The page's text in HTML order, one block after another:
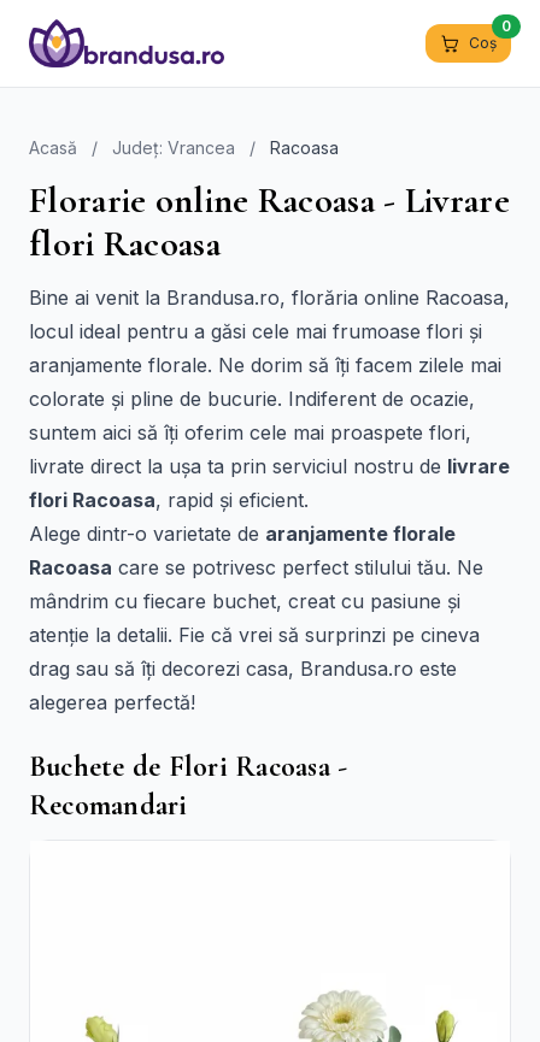
Coș
0
Acasă / Județ: Vrancea / Racoasa
Florarie online Racoasa - Livrare
flori Racoasa
Bine ai venit la Brandusa.ro, florăria online Racoasa,
locul ideal pentru a găsi cele mai frumoase flori și
aranjamente florale. Ne dorim să îți facem zilele mai
colorate și pline de bucurie. Indiferent de ocazie,
suntem aici să îți oferim cele mai proaspete flori,
livrate direct la ușa ta prin serviciul nostru de livrare
flori Racoasa, rapid și eficient.
Alege dintr-o varietate de aranjamente florale
Racoasa care se potrivesc perfect stilului tău. Ne
mândrim cu fiecare buchet, creat cu pasiune și
atenție la detalii. Fie că vrei să surprinzi pe cineva
drag sau să îți decorezi casa, Brandusa.ro este
alegerea perfectă!
Buchete de Flori Racoasa -
Recomandari